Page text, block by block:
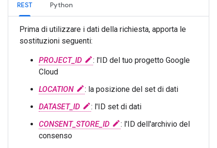
REST Python
Prima di utilizzare i dati della richiesta, apporta le
sostituzioni seguenti:
PROJECT_ID
: l'ID del tuo progetto Google
Cloud
LOCATION
: la posizione del set di dati
DATASET_ID
: l'ID set di dati
CONSENT_STORE_ID
: l'ID dell'archivio del
consenso